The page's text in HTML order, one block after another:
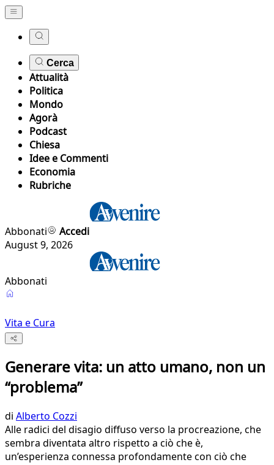
Cerca
Attualità
Politica
Mondo
Agorà
Podcast
Chiesa
Idee e Commenti
Economia
Rubriche
Abbonati
Accedi
August 9, 2026
Abbonati
Vita e Cura
Generare vita: un atto umano, non un
“problema”
di Alberto Cozzi
Alle radici del disagio diffuso verso la procreazione, che
sembra diventata altro rispetto a ciò che è,
un’esperienza connessa profondamente con ciò che